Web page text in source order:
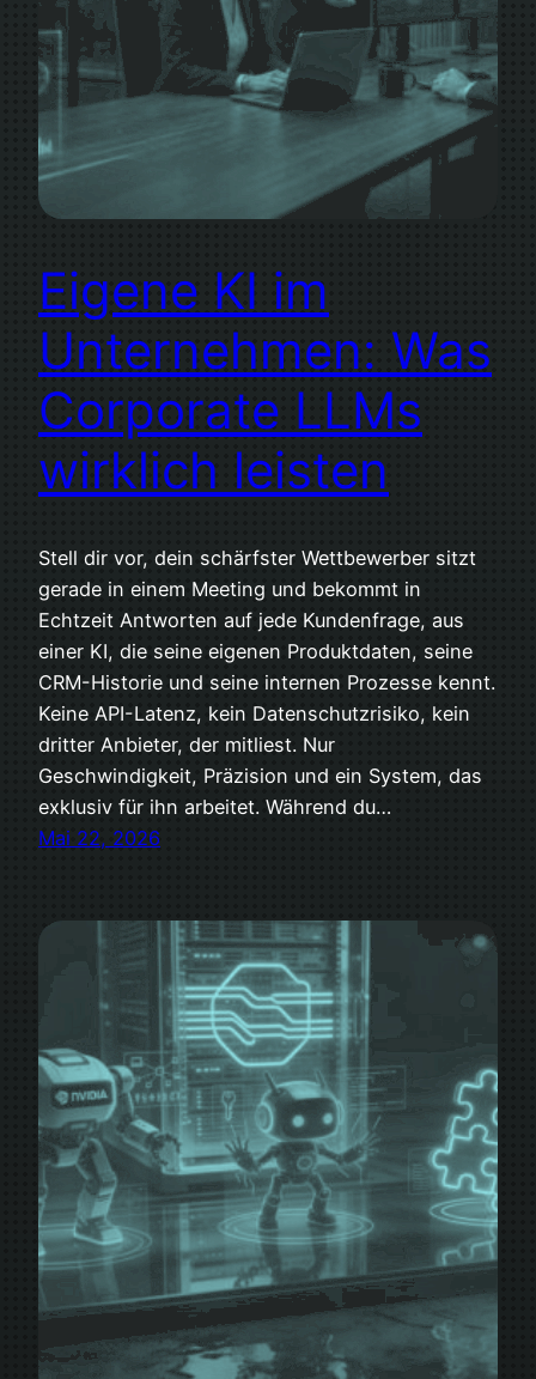
Eigene KI im
Unternehmen: Was
Corporate LLMs
wirklich leisten
Stell dir vor, dein schärfster Wettbewerber sitzt
gerade in einem Meeting und bekommt in
Echtzeit Antworten auf jede Kundenfrage, aus
einer KI, die seine eigenen Produktdaten, seine
CRM-Historie und seine internen Prozesse kennt.
Keine API-Latenz, kein Datenschutzrisiko, kein
dritter Anbieter, der mitliest. Nur
Geschwindigkeit, Präzision und ein System, das
exklusiv für ihn arbeitet. Während du…
Mai 22, 2026